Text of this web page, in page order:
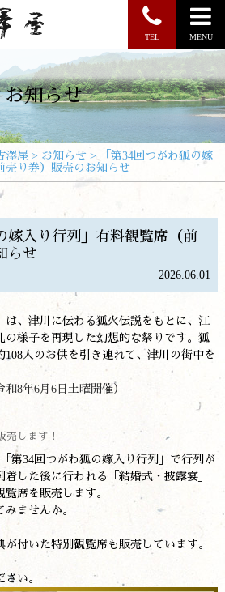
TEL MENU
お知らせ
澤屋 > お知らせ >
「第34回つがわ狐の嫁
売り券）販売のお知らせ
嫁入り行列」有料観覧席（前
らせ
2026.06.01
は、津川に伝わる狐火伝説をもとに、江
の様子を再現した幻想的な祭りです。狐
人のお供を引き連れて、津川の街中を
8年6月6日土曜開催）
売します！
第34回つがわ狐の嫁入り行列」で行列が
した後に行われる「結婚式・披露宴」
席を販売します。
ませんか。
付いた特別観覧席も販売しています。
い。